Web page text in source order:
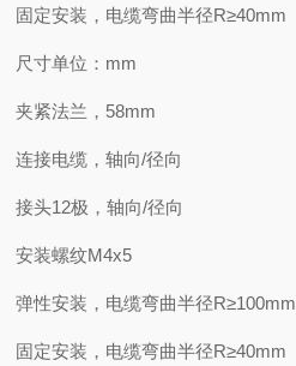
固定安装，电缆弯曲半径R≥40mm
尺寸单位：mm
夹紧法兰，58mm
连接电缆，轴向/径向
接头12极，轴向/径向
安装螺纹M4x5
弹性安装，电缆弯曲半径R≥100mm
固定安装，电缆弯曲半径R≥40mm